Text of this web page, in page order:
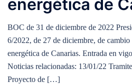
energética de
BOC de 31 de diciembre de 2022
6/2022, de 27 de diciembre, de
energética de Canarias. Entrada en
Noticias relacionadas: 13/01/22
Proyecto de […]